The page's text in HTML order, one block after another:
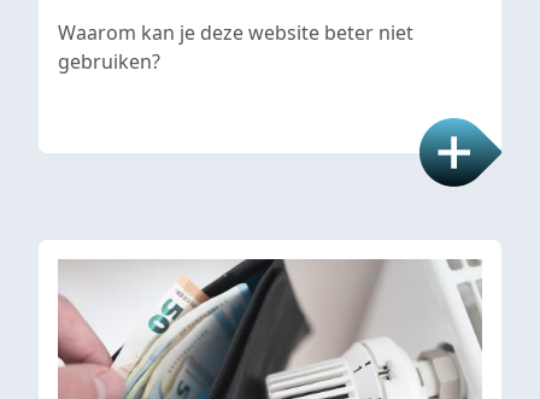
Waarom kan je deze website beter niet
gebruiken?